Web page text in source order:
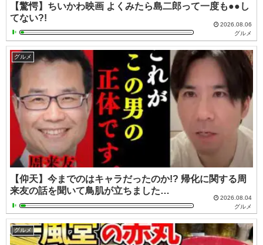
【驚愕】ちいかわ映画 よくみたら島二郎って一度も●●し
てない?!
2026.08.06
グルメ
グルメ
【仰天】今までのはキャラだったのか!? 帰化に関する周
来友の話を聞いて鳥肌が立ちました…
2026.08.04
グルメ
グルメ